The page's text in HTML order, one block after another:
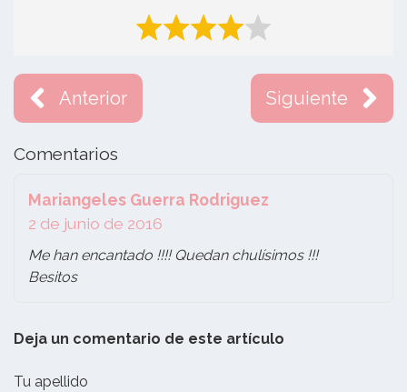
Anterior Siguiente
Comentarios
Mariangeles Guerra Rodriguez
2 de junio de 2016
Me han encantado !!!! Quedan chulísimos !!!
Besitos
Deja un comentario de este artículo
Tu apellido